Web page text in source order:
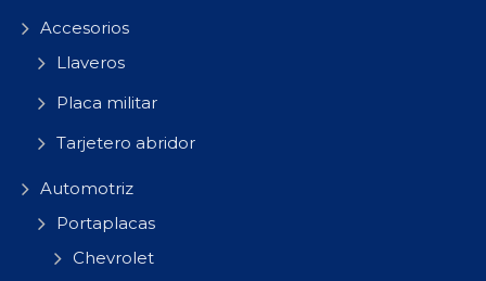
Accesorios
Llaveros
Placa militar
Tarjetero abridor
Automotriz
Portaplacas
Chevrolet